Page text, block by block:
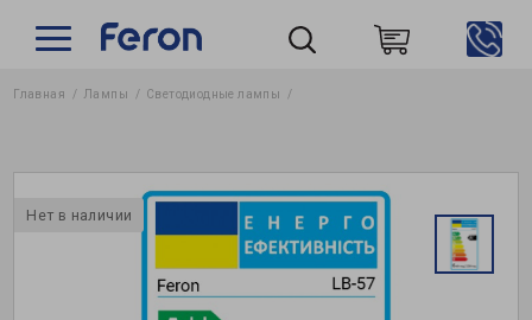
Главная Лампы Светодиодные лампы
Нет в наличии